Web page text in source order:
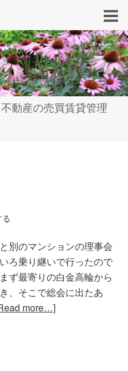
動産の売買賃貸管理
別のマンションの理事会
ろ乗り継いで行ったので
ず最寄りの白金高輪から
、そこで総会に出たあ
more…]